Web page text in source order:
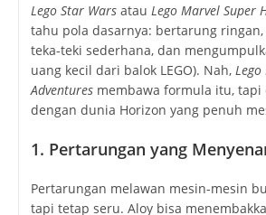
Lego Star Warsatau Lego Marvel Super
tahu pola dasarnya: bertarung ringan,
teka-teki sederhana, dan
uang kecil dari balok LEGO). Nah,
Adventuresmembawa formula itu, tapi
dengan dunia Horizon yang penuh
1. Pertarungan yang
Pertarungan melawan mesin-mesin
tapi tetap seru. Aloy bisa